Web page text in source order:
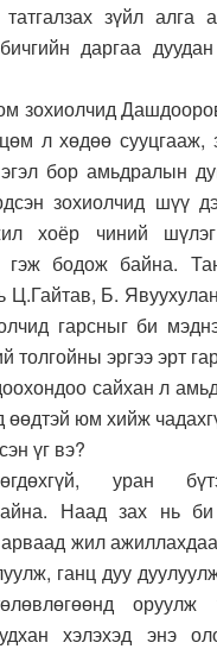
татгалзах зүйл
даргаа
зохиолчид
л хөдөө сууцгааж,
бор амьдралын
зохиолчид шүү
хоёр чиний
гэж бодож байна.
Ц.Гайтав, Б.
гарсныг би
толгойны эргээ эрт
сайхан л
өөдтэй юм хийж
үг вэ?
уран
Наад зах нь би
арваад жил
ганц дуу
оруулж
хэлэхэд энэ